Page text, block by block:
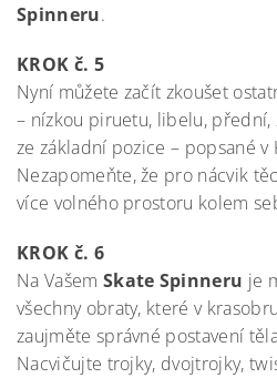
Spinneru.
KROK č. 5
Nyní můžete začít zkoušet
– nízkou piruetu, libelu, přední,
ze základní pozice – popsané v
Nezapomeňte, že pro nácvik
více volného prostoru kolem
KROK č. 6
Na Vašem Skate Spinneru je
všechny obraty, které v
zaujměte správné postavení
Nacvičujte trojky, dvojtrojky,